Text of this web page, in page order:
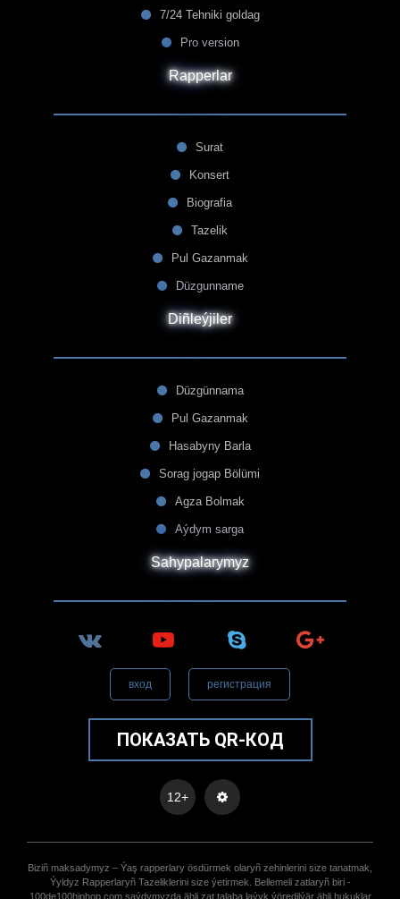
7/24 Tehniki goldag
Pro version
Rapperlar
Surat
Konsert
Biografia
Tazelik
Pul Gazanmak
Düzgunname
Diñleýjiler
Düzgünnama
Pul Gazanmak
Hasabyny Barla
Sorag jogap Bölümi
Agza Bolmak
Aýdym sarga
Sahypalarymyz
вход регистрация
ПОКАЗАТЬ QR-КОД
12+
Biziñ maksadymyz – Ýaş rapperlary ösdürmek olaryñ zehinlerini size tanatmak,
Ýyldyz Rapperlaryñ Tazeliklerini size ýetirmek. Bellemeli zatlaryñ biri -
100de100hiphop.com saýdymyzda ähli zat talaba laýyk ýöredilýär ähli hukuklar